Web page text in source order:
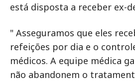
está disposta a receber ex-
" Asseguramos que eles
refeições por dia e o
médicos. A equipe médica
não abandonem o